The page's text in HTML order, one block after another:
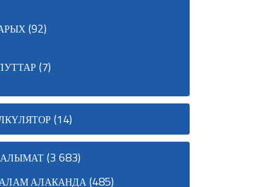
(92)
(7)
(14)
(3 683)
АЛАКАНДА(485)